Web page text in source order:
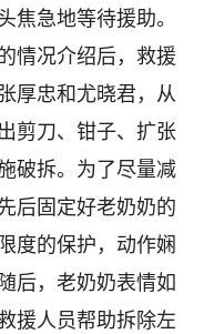
焦急地等待援助。
情况介绍后，救援
厚忠和尤晓君，从
剪刀、钳子、扩张
破拆。为了尽量减
后固定好老奶奶的
度的保护，动作娴
后，老奶奶表情如
援人员帮助拆除左